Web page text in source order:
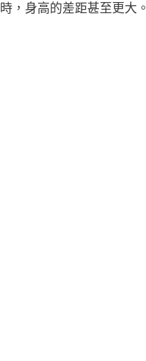
，身高的差距甚至更大。